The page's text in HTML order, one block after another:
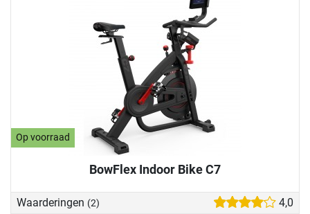
Op voorraad
BowFlex Indoor Bike C7
Waarderingen (2) 4,0